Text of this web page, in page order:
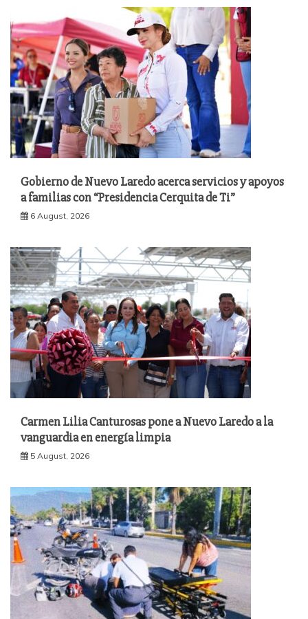
Gobierno de Nuevo Laredo acerca servicios y apoyos
a familias con “Presidencia Cerquita de Ti”
6 August, 2026
Carmen Lilia Canturosas pone a Nuevo Laredo a la
vanguardia en energía limpia
5 August, 2026